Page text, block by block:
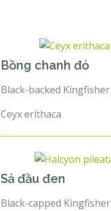
Bồng chanh đỏ
Black-backed Kingfisher
Ceyx erithaca
Sả đầu đen
Black-capped Kingfisher